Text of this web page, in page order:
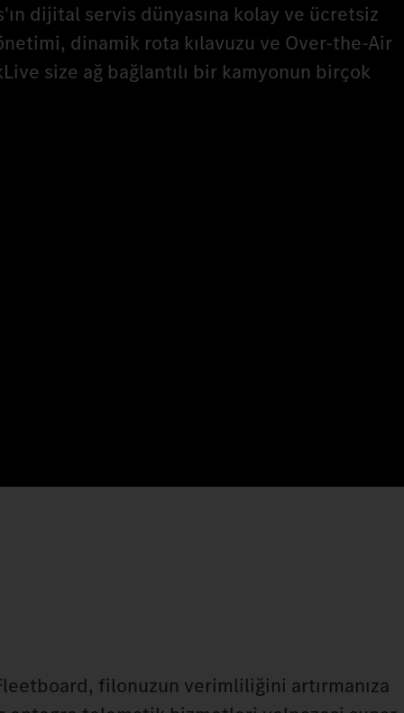
dijital servis dünyasına kolay ve ücretsiz
dinamik rota kılavuzu ve Over-the-Air
size ağ bağlantılı bir kamyonun birçok
filonuzun verimliliğini artırmanıza